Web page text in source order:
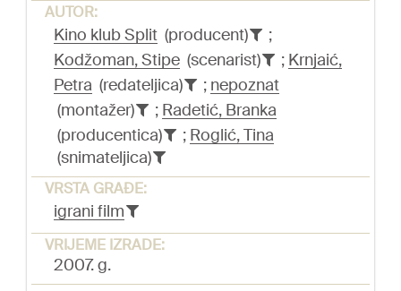
AUTOR:
Kino klub Split (producent)
;
Kodžoman, Stipe (scenarist) ; Krnjaić,
Petra (redateljica) ; nepoznat
(montažer)
; Radetić, Branka
(producentica)
; Roglić, Tina
(snimateljica)
VRSTA GRAĐE:
igrani film
VRIJEME IZRADE:
2007. g.